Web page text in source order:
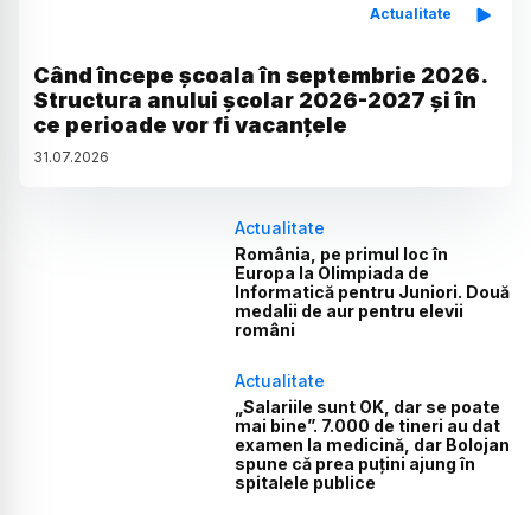
Actualitate
Când începe școala în septembrie 2026.
Structura anului școlar 2026-2027 și în
ce perioade vor fi vacanțele
31.07.2026
Actualitate
România, pe primul loc în
Europa la Olimpiada de
Informatică pentru Juniori. Două
medalii de aur pentru elevii
români
Actualitate
„Salariile sunt OK, dar se poate
mai bine”. 7.000 de tineri au dat
examen la medicină, dar Bolojan
spune că prea puțini ajung în
spitalele publice